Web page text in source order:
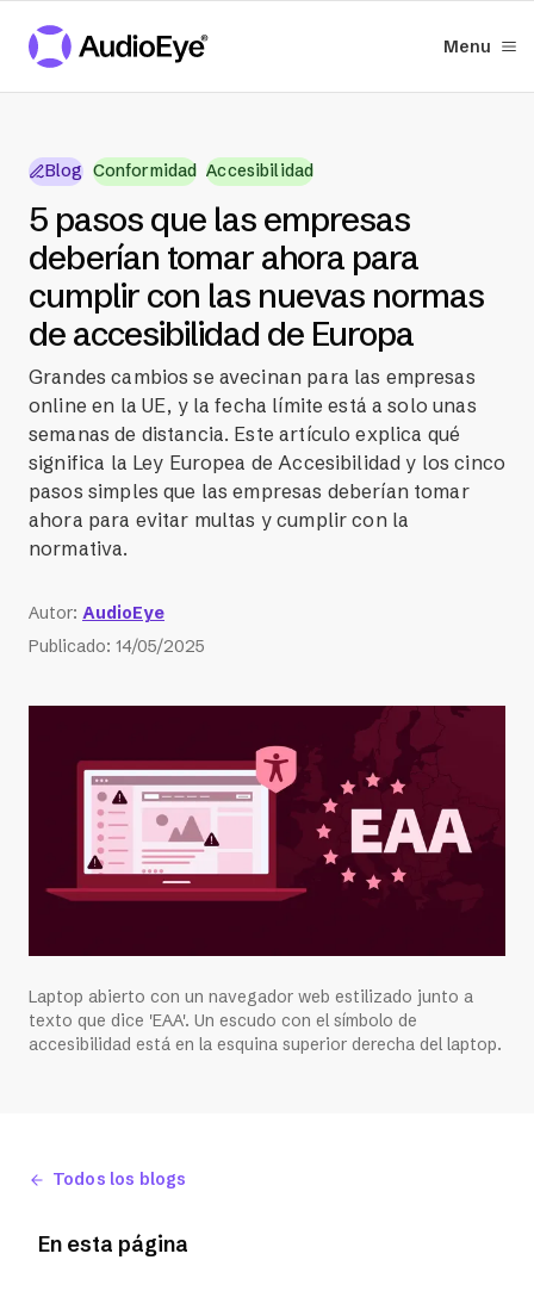
Menu
Blog Conformidad Accesibilidad
5 pasos que las empresas
deberían tomar ahora para
cumplir con las nuevas normas
de accesibilidad de Europa
Grandes cambios se avecinan para las empresas
online en la UE, y la fecha límite está a solo unas
semanas de distancia. Este artículo explica qué
significa la Ley Europea de Accesibilidad y los cinco
pasos simples que las empresas deberían tomar
ahora para evitar multas y cumplir con la
normativa.
Autor: AudioEye
Publicado: 14/05/2025
Laptop abierto con un navegador web estilizado junto a
texto que dice 'EAA'. Un escudo con el símbolo de
accesibilidad está en la esquina superior derecha del laptop.
Todos los blogs
En esta página